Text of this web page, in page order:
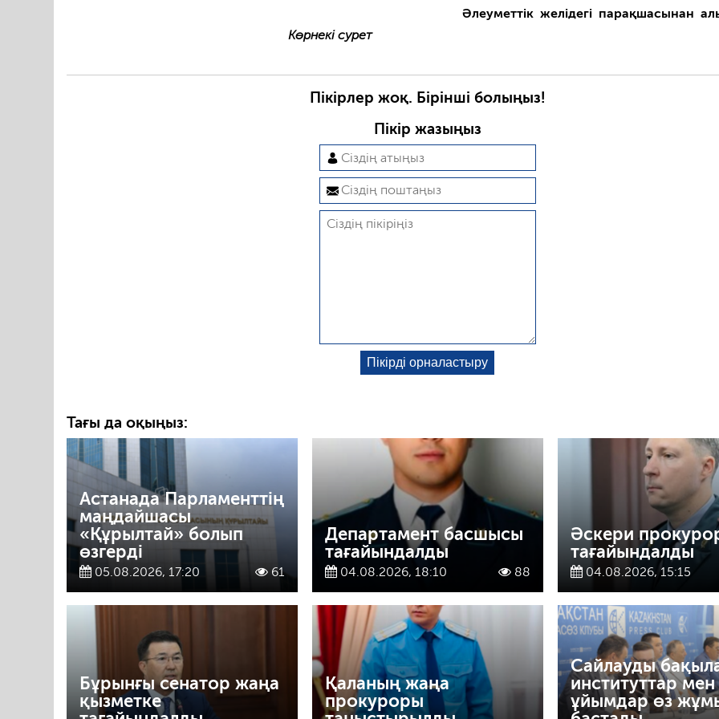
Әлеуметтік желідегі парақшасынан
Көрнекі сурет
Пікірлер жоқ. Бірінші болыңыз!
Пікір жазыңыз
Тағы да оқыңыз:
Астанада Парламенттің
маңдайшасы
«Құрылтай» болып
өзгерді
05.08.2026, 17:20 61
Департамент басшысы
тағайындалды
04.08.2026, 18:10 88
Әскери
тағайындалды
04.08.2026, 15:15
Бұрынғы сенатор жаңа
қызметке
Қаланың жаңа
прокуроры
Сайлауды
институттар мен
ұйымдар өз